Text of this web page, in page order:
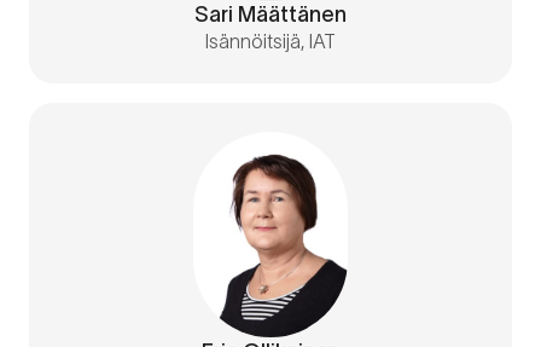
Sari Määttänen
Isännöitsijä, IAT